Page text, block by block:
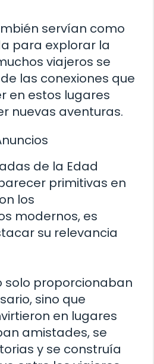
servían como
para explorar la
viajeros se
las conexiones que
en estos lugares
nuevas aventuras.
de la Edad
primitivas en
los
modernos, es
su relevancia
solo proporcionaban
sino que
en lugares
amistades, se
y se construía